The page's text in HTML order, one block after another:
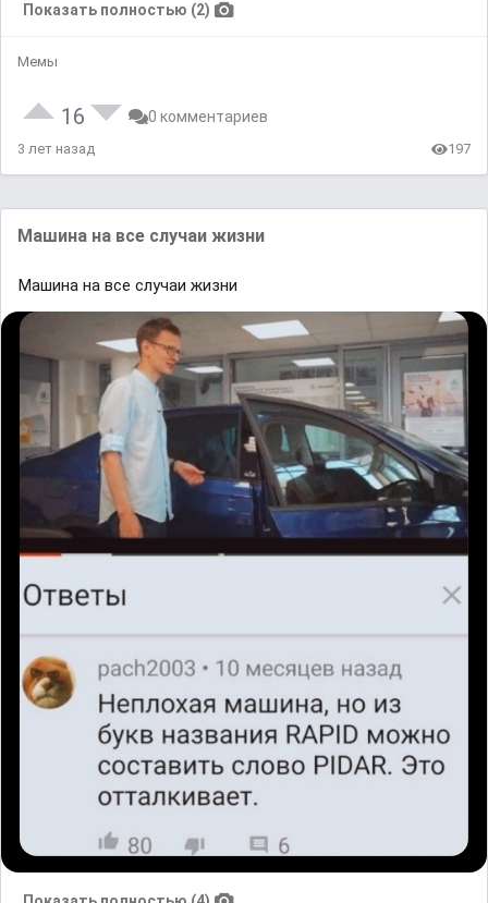
Показать полностью (2)
Мемы
16 0 комментариев
3 лет назад 197
Машина на все случаи жизни
Машина на все случаи жизни